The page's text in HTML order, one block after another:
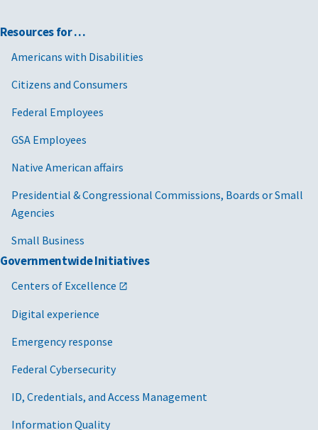
Resources for …
Americans with Disabilities
Citizens and Consumers
Federal Employees
GSA Employees
Native American affairs
Presidential & Congressional Commissions, Boards or Small
Agencies
Small Business
Governmentwide Initiatives
Centers of Excellence
Digital experience
Emergency response
Federal Cybersecurity
ID, Credentials, and Access Management
Information Quality